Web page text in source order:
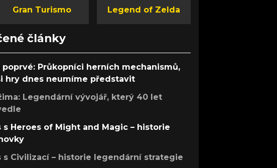
Gran Turismo Legend of Zelda
články
Průkopníci herních mechanismů,
hry dnes neumíme představit
Legendární vývojář, který 40 let
s Heroes of Might and Magic – historie
s Civilizací – historie legendární strategie